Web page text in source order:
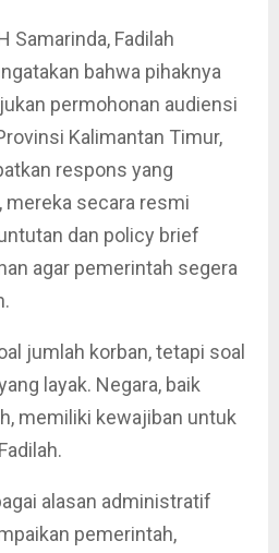
Samarinda, Fadilah
bahwa pihaknya
permohonan audiensi
Kalimantan Timur,
respons yang
mereka secara resmi
dan policy brief
agar pemerintah segera
jumlah korban, tetapi soal
layak. Negara, baik
memiliki kewajiban untuk
alasan administratif
pemerintah,